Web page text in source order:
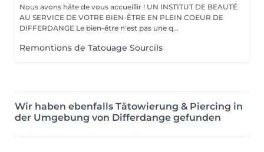
Nous avons hâte de vous accueillir ! UN INSTITUT DE BEAUTÉ
AU SERVICE DE VOTRE BIEN-ÊTRE EN PLEIN COEUR DE
DIFFERDANGE Le bien-être n'est pas une q...
Remontions de Tatouage Sourcils
Wir haben ebenfalls Tätowierung & Piercing in
der Umgebung von Differdange gefunden